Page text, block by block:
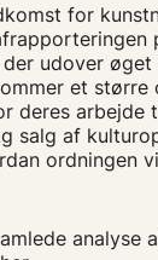
for
udover
et større
deres arbejde
salg af
ordningen
analyse